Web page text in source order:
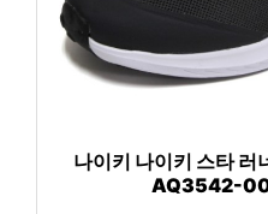
나이키 나이키 스타 러
AQ3542-